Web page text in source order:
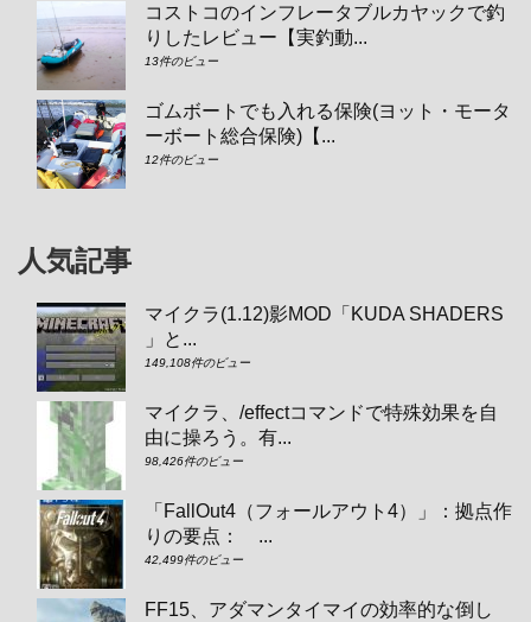
コストコのインフレータブルカヤックで釣
りしたレビュー【実釣動...
13件のビュー
ゴムボートでも入れる保険(ヨット・モータ
ーボート総合保険)【...
12件のビュー
人気記事
マイクラ(1.12)影MOD「KUDA SHADERS
」と...
149,108件のビュー
マイクラ、/effectコマンドで特殊効果を自
由に操ろう。有...
98,426件のビュー
「FallOut4（フォールアウト4）」：拠点作
りの要点： ...
42,499件のビュー
FF15、アダマンタイマイの効率的な倒し